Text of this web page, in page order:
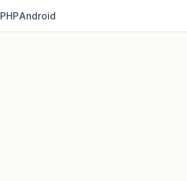
PHPAndroid